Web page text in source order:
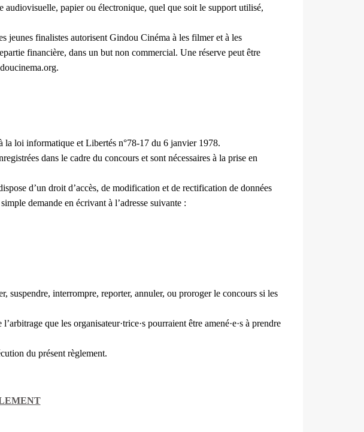
audiovisuelle, papier ou électronique, quel que soit le support utilisé,
jeunes finalistes autorisent Gindou Cinéma à les filmer et à les
financière, dans un but non commercial. Une réserve peut être
la loi informatique et Libertés n°78-17 du 6 janvier 1978.
dans le cadre du concours et sont nécessaires à la prise en
d’un droit d’accès, de modification et de rectification de données
demande en écrivant à l’adresse suivante :
suspendre, interrompre, reporter, annuler, ou proroger le concours si les
que les organisateur·trice·s pourraient être amené·e·s à prendre
du présent règlement.